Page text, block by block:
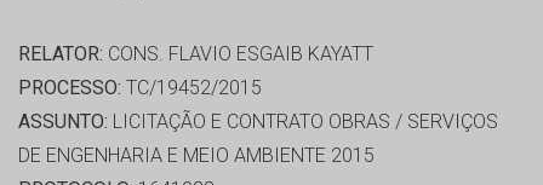
RELATOR: CONS. FLAVIO ESGAIB KAYATT
PROCESSO: TC/19452/2015
ASSUNTO: LICITAÇÃO E CONTRATO OBRAS / SERVIÇOS
DE ENGENHARIA E MEIO AMBIENTE 2015